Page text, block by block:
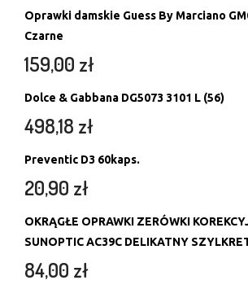
Oprawki damskie Guess By Marciano
Czarne
159,00 zł
Dolce & Gabbana DG5073 3101 L (56)
498,18 zł
Preventic D3 60kaps.
20,90 zł
OKRĄGŁE OPRAWKI ZERÓWKI
SUNOPTIC AC39C DELIKATNY
84,00 zł